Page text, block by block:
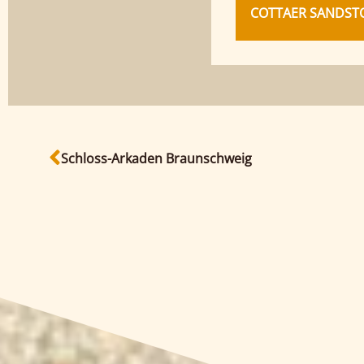
COTTAER
Schloss-Arkaden Braunschweig